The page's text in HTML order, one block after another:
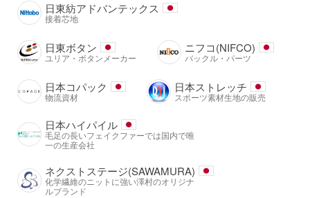
日東紡アドバンテックス
接着芯地
日東ボタン
ユリア・ボタンメーカー
ニフコ(NIFCO)
バックル・パーツ
日本コパック
物流資材
日本ストレッチ
スポーツ素材生地の販売
日本ハイパイル
毛足の長いフェイクファーでは国内で唯
一の生産会社
ネクストステージ(SAWAMURA)
化学繊維のニットに強い澤村のオリジナ
ルブランド